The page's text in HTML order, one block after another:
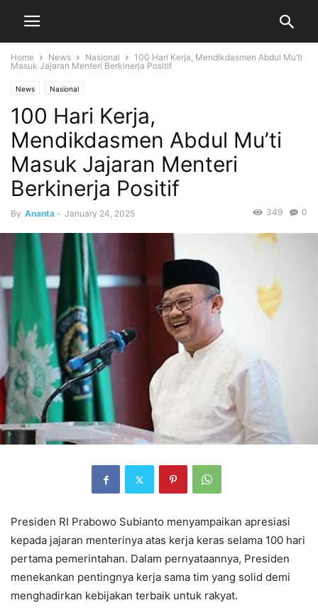
Home News Nasional
100 Hari Kerja, Mendikdasmen Abdul Mu’ti
Masuk Jajaran Menteri Berkinerja Positif
News Nasional
100 Hari Kerja,
Mendikdasmen Abdul Mu’ti
Masuk Jajaran Menteri
Berkinerja Positif
By Ananta - January 24, 2025 0
349
Presiden RI Prabowo Subianto menyampaikan apresiasi
kepada jajaran menterinya atas kerja keras selama 100 hari
pertama pemerintahan. Dalam pernyataannya, Presiden
menekankan pentingnya kerja sama tim yang solid demi
menghadirkan kebijakan terbaik untuk rakyat.